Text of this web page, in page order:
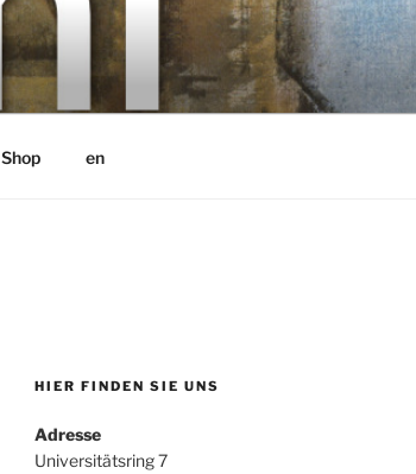
Shop en
HIER FINDEN SIE UNS
Adresse
Universitätsring 7